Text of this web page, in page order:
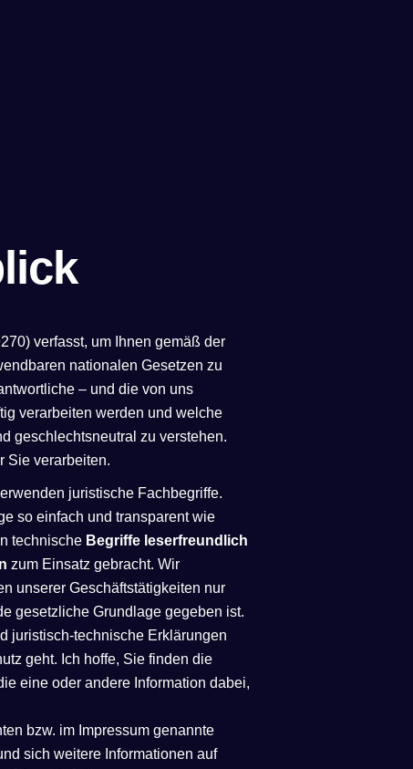
verfasst, um Ihnen gemäß der
nationalen Gesetzen zu
– und die von uns
verarbeiten werden und welche
geschlechtsneutral zu verstehen.
Sie verarbeiten.
juristische Fachbegriffe.
so einfach und transparent wie
technische Begriffe leserfreundlich
zum Einsatz gebracht. Wir
unserer Geschäftstätigkeiten nur
gesetzliche Grundlage gegeben ist.
juristisch-technische Erklärungen
geht. Ich hoffe, Sie finden die
eine oder andere Information dabei,
bzw. im Impressum genannte
sich weitere Informationen auf